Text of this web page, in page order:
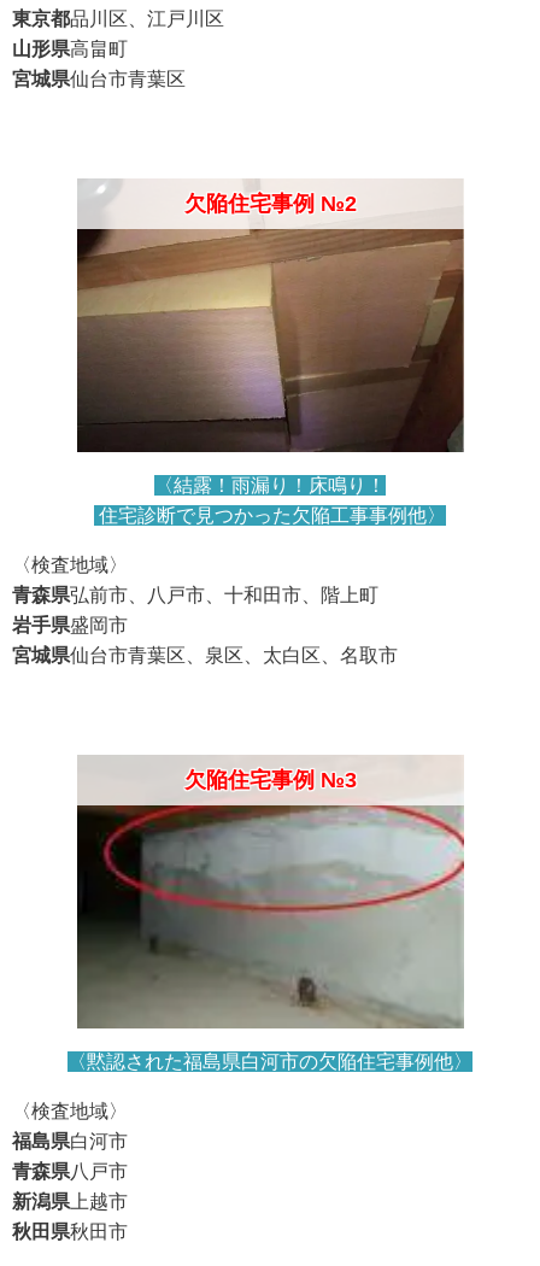
東京都品川区、江戸川区
山形県高畠町
宮城県仙台市青葉区
欠陥住宅事例 №2
〈結露！雨漏り！床鳴り！
住宅診断で見つかった欠陥工事事例他〉
〈検査地域〉
青森県弘前市、八戸市、十和田市、階上町
岩手県盛岡市
宮城県仙台市青葉区、泉区、太白区、名取市
欠陥住宅事例 №3
〈黙認された福島県白河市の欠陥住宅事例他〉
〈検査地域〉
福島県白河市
青森県八戸市
新潟県 上越市
秋田県秋田市